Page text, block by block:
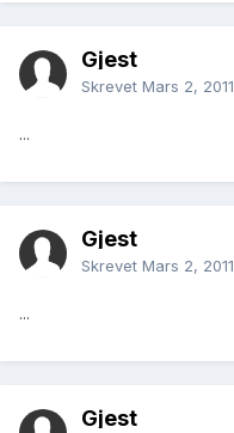
Gjest
Skrevet Mars 2, 2011
...
Gjest
Skrevet Mars 2, 2011
...
Gjest